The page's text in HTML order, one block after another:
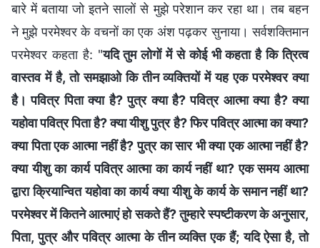
बारे में बताया जो इतने सालों से मुझे परेशान कर रहा था। तब बहन
ने मुझे परमेश्वर के वचनों का एक अंश पढ़कर सुनाया। सर्वशक्तिमान
परमेश्वर कहता है: "यदि तुम लोगों में से कोई भी कहता है कि त्रित्व
वास्तव में है, तो समझाओ कि तीन व्यक्तियों में यह एक परमेश्वर क्या
है। पवित्र पिता क्या है? पुत्र क्या है? पवित्र आत्मा क्या है? क्या
यहोवा पवित्र पिता है? क्या यीशु पुत्र है? फिर पवित्र आत्मा का क्या?
क्या पिता एक आत्मा नहीं है? पुत्र का सार भी क्या एक आत्मा नहीं है?
क्या यीशु का कार्य पवित्र आत्मा का कार्य नहीं था? एक समय आत्मा
द्वारा क्रियान्वित यहोवा का कार्य क्या यीशु के कार्य के समान नहीं था?
परमेश्वर में कितने आत्माएं हो सकते हैं? तुम्हारे स्पष्टीकरण के अनुसार,
पिता, पुत्र और पवित्र आत्मा के तीन व्यक्ति एक हैं; यदि ऐसा है, तो